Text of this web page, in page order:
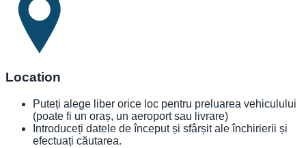
Location
Puteți alege liber orice loc pentru preluarea vehiculului
(poate fi un oraș, un aeroport sau livrare)
Introduceți datele de început și sfârșit ale închirierii și
efectuați căutarea.